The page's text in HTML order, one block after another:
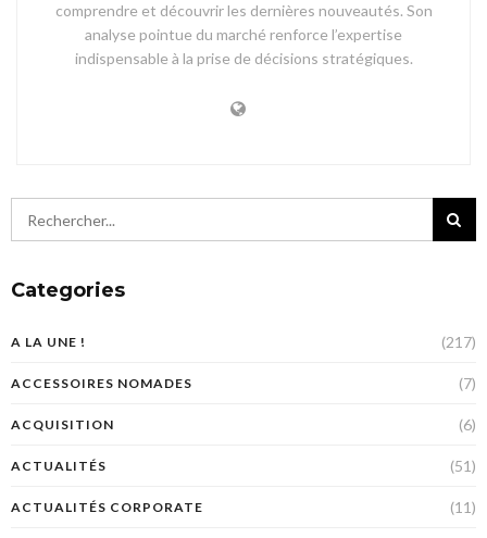
comprendre et découvrir les dernières nouveautés. Son
analyse pointue du marché renforce l’expertise
indispensable à la prise de décisions stratégiques.
Categories
A LA UNE ! (217)
ACCESSOIRES NOMADES (7)
ACQUISITION (6)
ACTUALITÉS (51)
ACTUALITÉS CORPORATE (11)